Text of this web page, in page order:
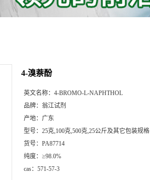
4-溴萘酚
英文名称： 4-BROMO-L-NAPHTHOL
品牌： 翁江试剂
产地： 广东
型号： 25克,100克,500克,25公斤及其它包装规格
货号： PA87714
纯度： ≥98.0%
cas： 571-57-3